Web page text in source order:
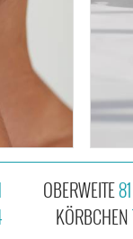
OBERWEITE
KÖRBCHEN